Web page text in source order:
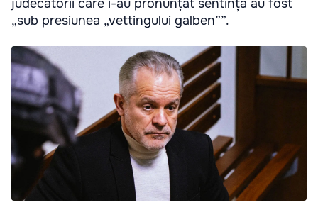
judecătorii care i-au pronunțat sentința au fost
„sub presiunea „vettingului galben””.